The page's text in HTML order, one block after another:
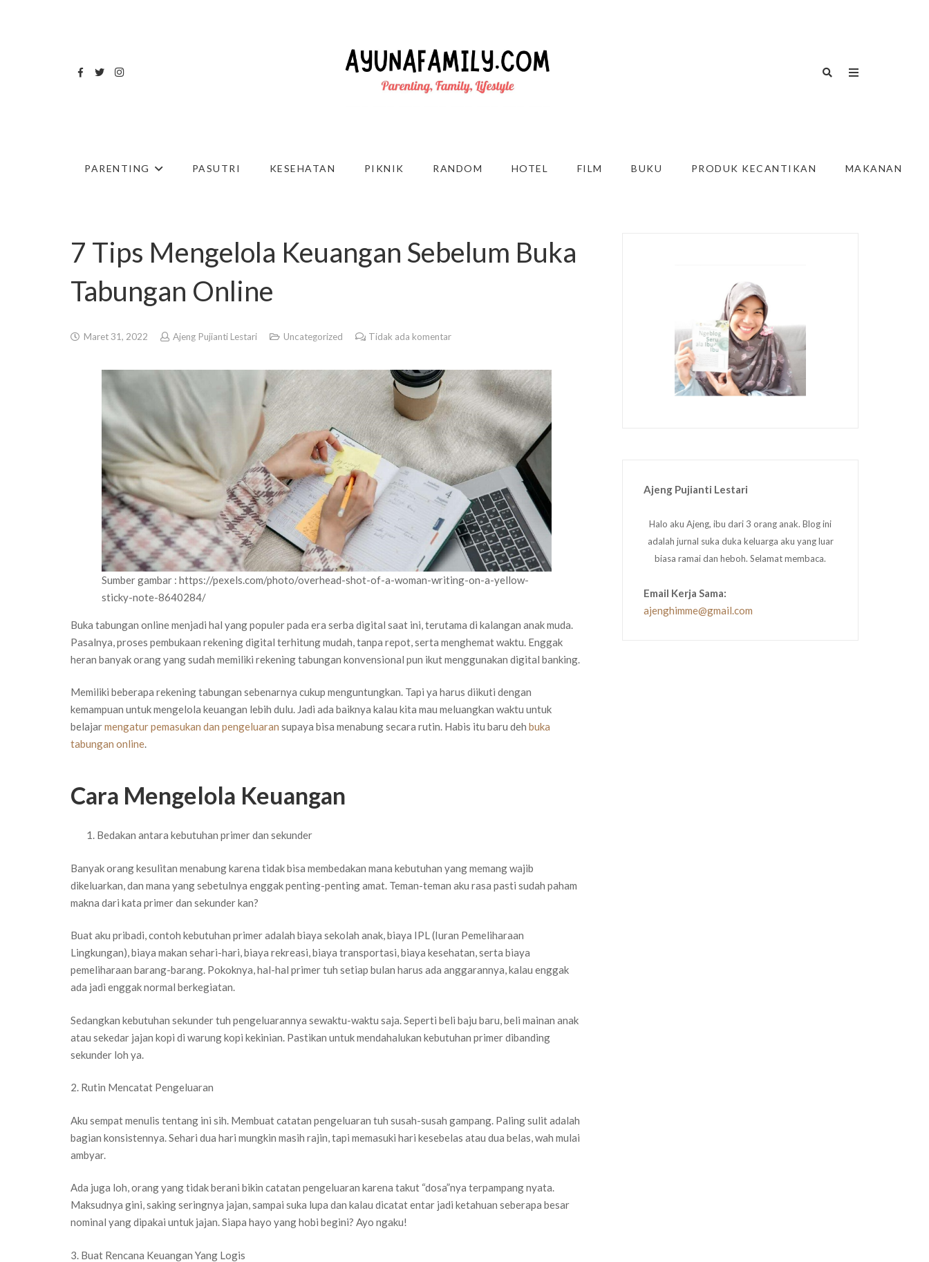
PARENTING PASUTRI KESEHATAN PIKNIK RANDOM HOTEL FILM BUKU PRODUK KECANTIKAN MAKANAN
7 Tips Mengelola Keuangan Sebelum Buka
Tabungan Online
Maret 31, 2022 Ajeng Pujianti Lestari Uncategorized Tidak ada komentar
Sumber gambar : https://pexels.com/photo/overhead-shot-of-a-woman-writing-on-a-yellow-
sticky-note-8640284/
Buka tabungan online menjadi hal yang populer pada era serba digital saat ini, terutama di kalangan anak muda.
Pasalnya, proses pembukaan rekening digital terhitung mudah, tanpa repot, serta menghemat waktu. Enggak
heran banyak orang yang sudah memiliki rekening tabungan konvensional pun ikut menggunakan digital banking.
Memiliki beberapa rekening tabungan sebenarnya cukup menguntungkan. Tapi ya harus diikuti dengan
kemampuan untuk mengelola keuangan lebih dulu. Jadi ada baiknya kalau kita mau meluangkan waktu untuk
belajarmengatur pemasukan dan pengeluaran supaya bisa menabung secara rutin. Habis itu baru deh buka
tabungan online.
Cara Mengelola Keuangan
Bedakan antara kebutuhan primer dan sekunder
Banyak orang kesulitan menabung karena tidak bisa membedakan mana kebutuhan yang memang wajib
dikeluarkan, dan mana yang sebetulnya enggak penting-penting amat. Teman-teman aku rasa pasti sudah paham
makna dari kata primer dan sekunder kan?
Buat aku pribadi, contoh kebutuhan primer adalah biaya sekolah anak, biaya IPL (Iuran Pemeliharaan
Lingkungan), biaya makan sehari-hari, biaya rekreasi, biaya transportasi, biaya kesehatan, serta biaya
pemeliharaan barang-barang. Pokoknya, hal-hal primer tuh setiap bulan harus ada anggarannya, kalau enggak
ada jadi enggak normal berkegiatan.
Sedangkan kebutuhan sekunder tuh pengeluarannya sewaktu-waktu saja. Seperti beli baju baru, beli mainan anak
atau sekedar jajan kopi di warung kopi kekinian. Pastikan untuk mendahalukan kebutuhan primer dibanding
sekunder loh ya.
2. Rutin Mencatat Pengeluaran
Aku sempat menulis tentang ini sih. Membuat catatan pengeluaran tuh susah-susah gampang. Paling sulit adalah
bagian konsistennya. Sehari dua hari mungkin masih rajin, tapi memasuki hari kesebelas atau dua belas, wah mulai
ambyar.
Ada juga loh, orang yang tidak berani bikin catatan pengeluaran karena takut “dosa”nya terpampang nyata.
Maksudnya gini, saking seringnya jajan, sampai suka lupa dan kalau dicatat entar jadi ketahuan seberapa besar
nominal yang dipakai untuk jajan. Siapa hayo yang hobi begini? Ayo ngaku!
3. Buat Rencana Keuangan Yang Logis
Ajeng Pujianti Lestari
Halo aku Ajeng, ibu dari 3 orang anak. Blog ini
adalah jurnal suka duka keluarga aku yang luar
biasa ramai dan heboh. Selamat membaca.
Email Kerja Sama:
ajenghimme@gmail.com